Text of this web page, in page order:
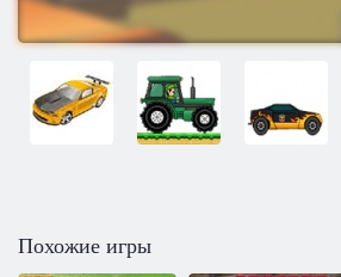
Похожие игры